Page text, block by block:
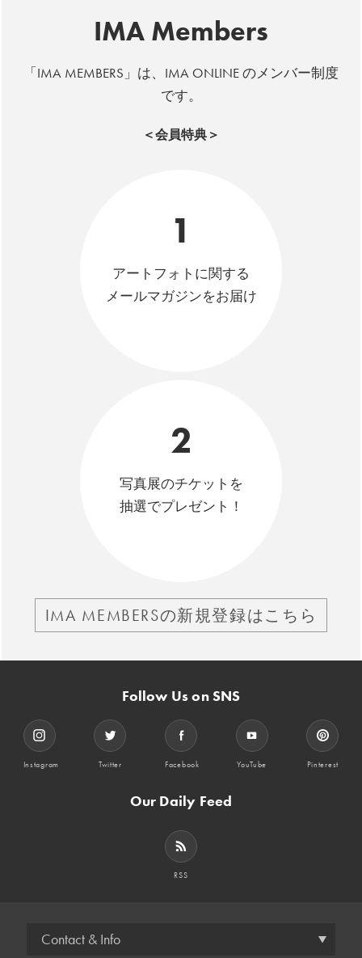
IMA Members
「IMA MEMBERS」は、IMA ONLINE のメンバー制度
です。
＜会員特典＞
1
アートフォトに関する
メールマガジンをお届け
2
写真展のチケットを
抽選でプレゼント！
IMA MEMBERSの新規登録はこちら
Follow Us on SNS
Instagram Twitter Facebook YouTube Pinterest
Our Daily Feed
RSS
Contact & Info